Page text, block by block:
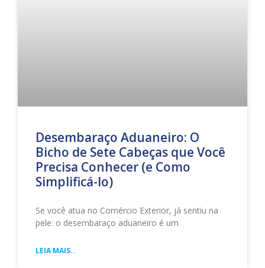
Desembaraço Aduaneiro: O
Bicho de Sete Cabeças que Você
Precisa Conhecer (e Como
Simplificá-lo)
Se você atua no Comércio Exterior, já sentiu na
pele: o desembaraço aduaneiro é um
LEIA MAIS..